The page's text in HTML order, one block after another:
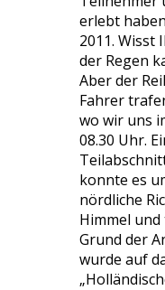
erlebt
2011. Wisst
der Regen
Aber der
Fahrer
wo wir uns
08.30 Uhr.
konnte es
nördliche
Himmel
Grund der
wurde auf